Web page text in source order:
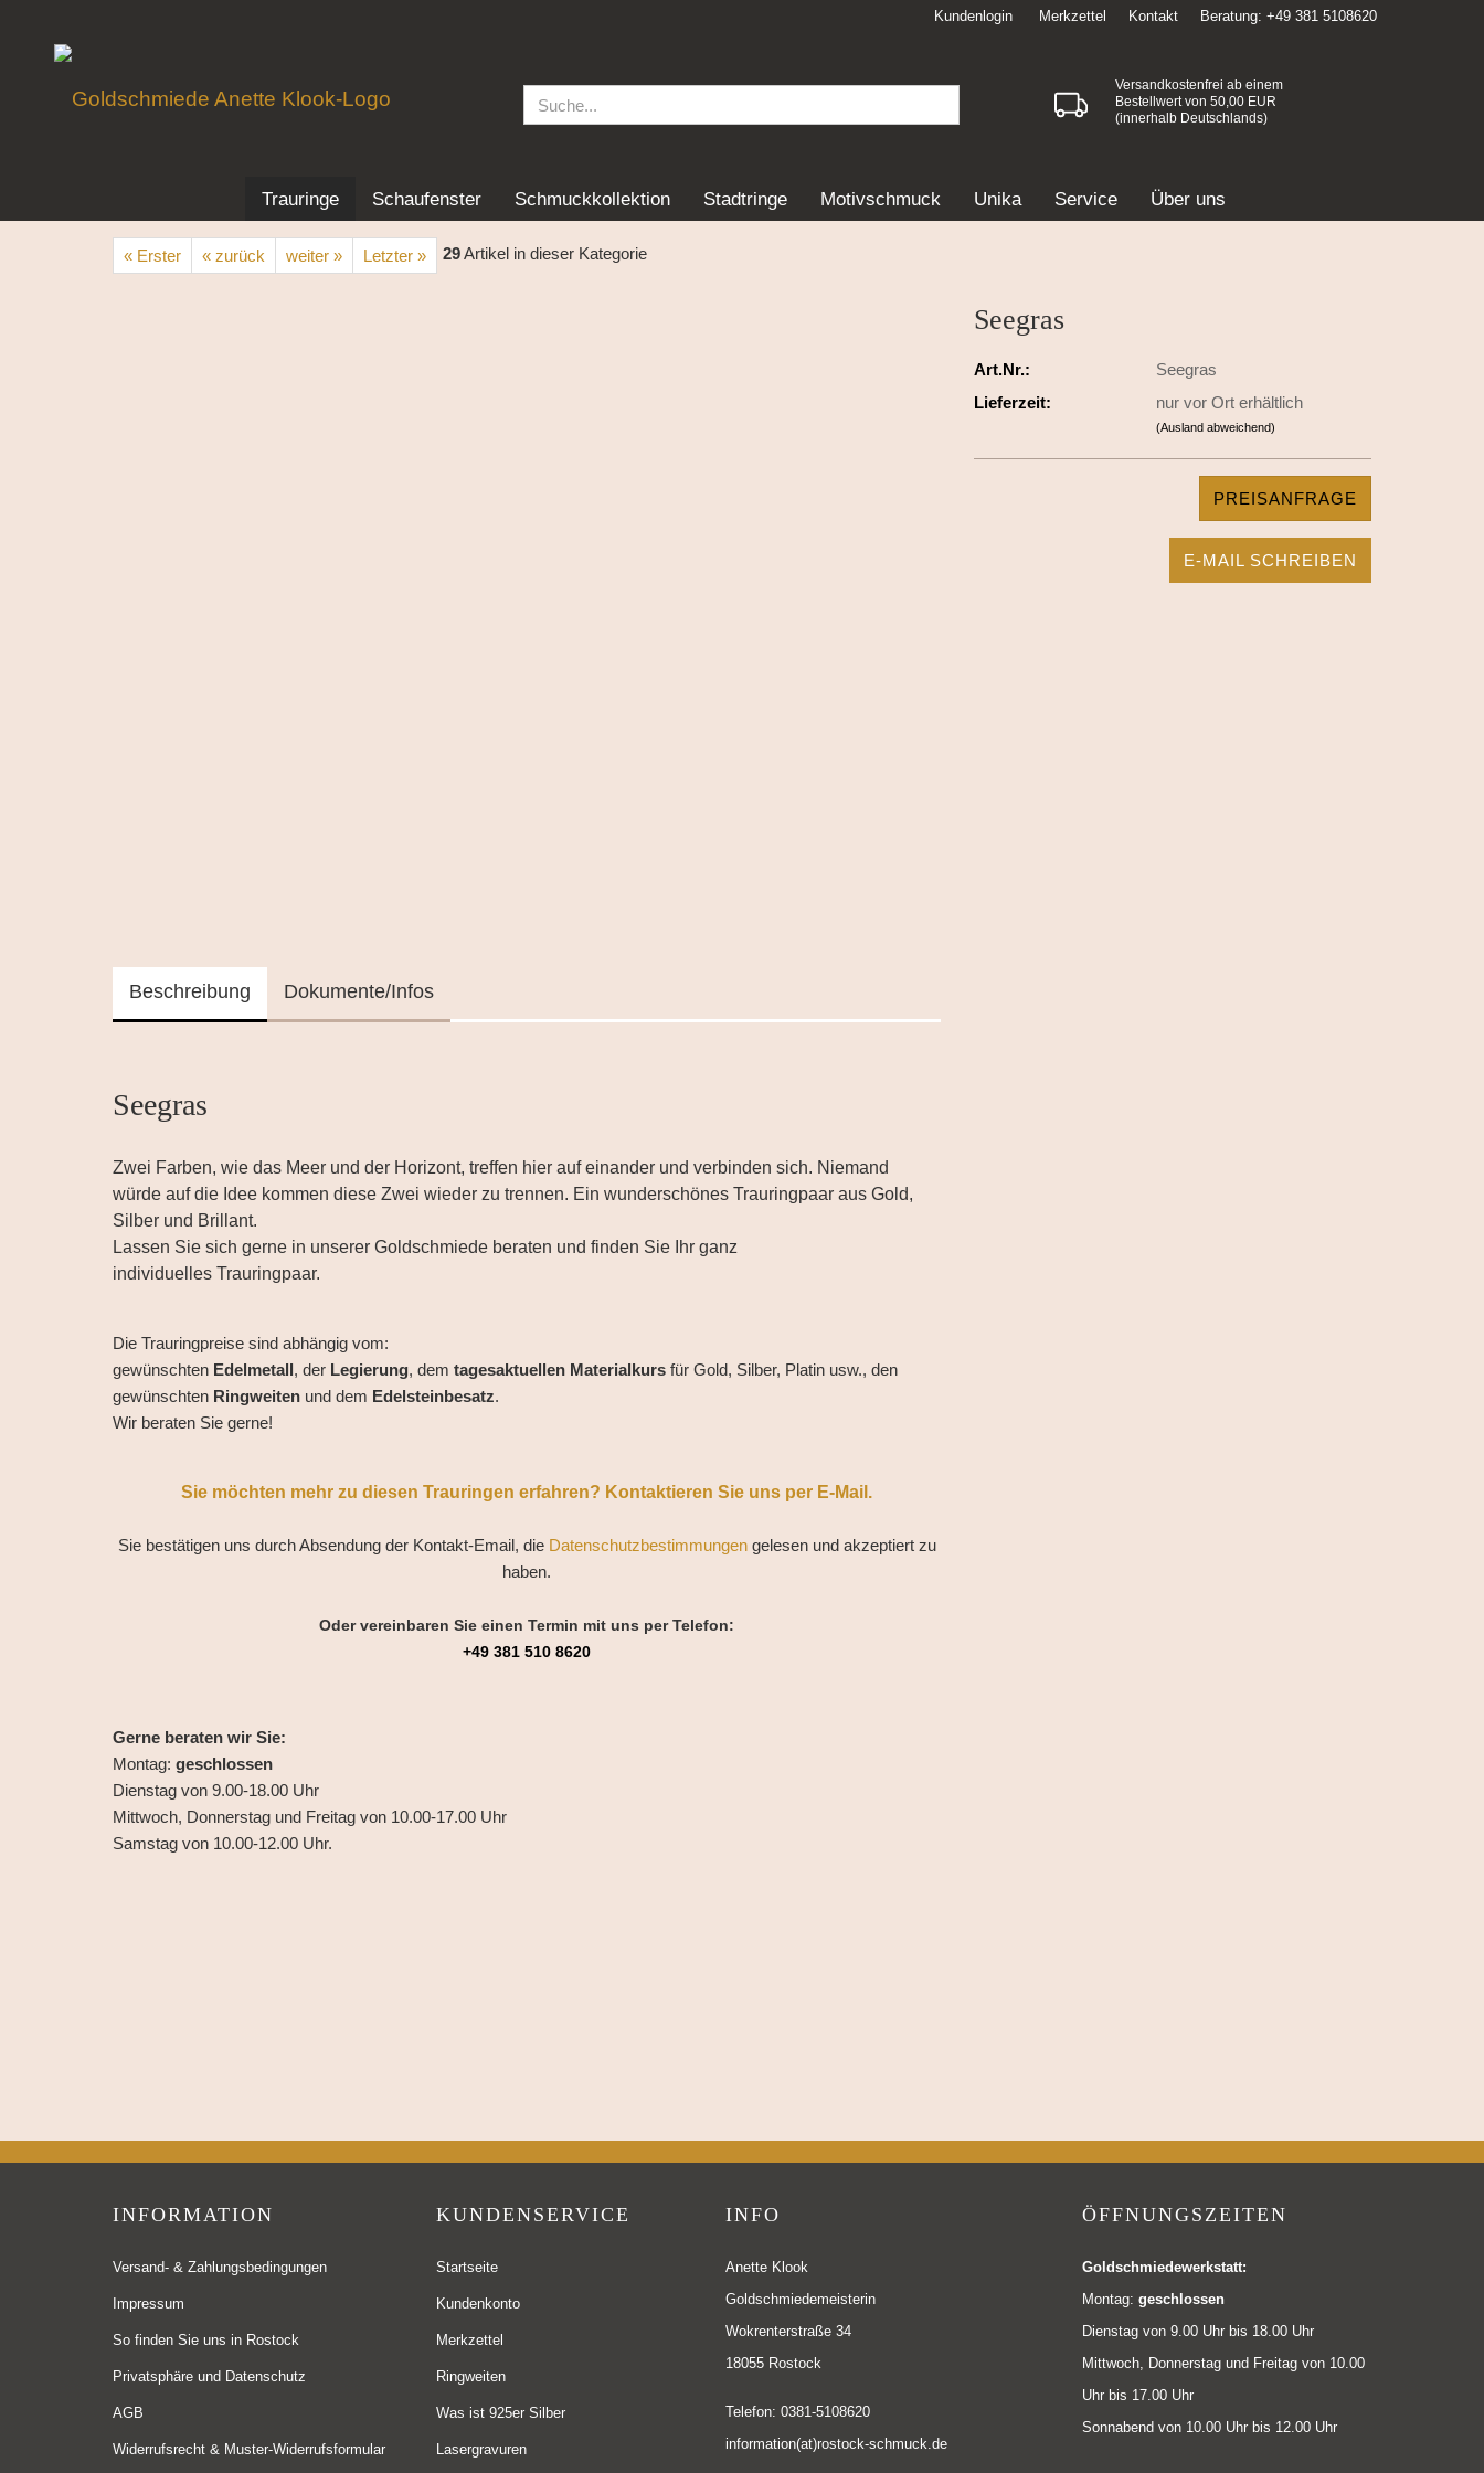
Kundenlogin Merkzettel Kontakt Beratung: +49 381 5108620
Versandkostenfrei ab einem
Bestellwert von 50,00 EUR
(innerhalb Deutschlands)
Trauringe Schaufenster Schmuckkollektion Stadtringe Motivschmuck Unika Service Über uns
« Erster « zurück weiter » Letzter » 29Artikel in dieser Kategorie
Seegras
Art.Nr.:
Seegras
Lieferzeit:
nur vor Ort erhältlich
(Ausland abweichend)
PREISANFRAGE
E-MAIL SCHREIBEN
Beschreibung Dokumente/Infos
Seegras
Zwei Farben, wie das Meer und der Horizont, treffen hier auf einander und verbinden sich. Niemand
würde auf die Idee kommen diese Zwei wieder zu trennen. Ein wunderschönes Trauringpaar aus Gold,
Silber und Brillant.
Lassen Sie sich gerne in unserer Goldschmiede beraten und finden Sie Ihr ganz
individuelles Trauringpaar.
Die Trauringpreise sind abhängig vom:
gewünschten Edelmetall, der Legierung, dem tagesaktuellen Materialkurs für Gold, Silber, Platin usw., den
gewünschten Ringweiten und dem Edelsteinbesatz.
Wir beraten Sie gerne!
Sie möchten mehr zu diesen Trauringen erfahren? Kontaktieren Sie uns per E-Mail.
Sie bestätigen uns durch Absendung der Kontakt-Email, die Datenschutzbestimmungengelesen und akzeptiert zu
haben.
Oder vereinbaren Sie einen Termin mit uns per Telefon:
+49 381 510 8620
Gerne beraten wir Sie:
Montag: geschlossen
Dienstag von 9.00-18.00 Uhr
Mittwoch, Donnerstag und Freitag von 10.00-17.00 Uhr
Samstag von 10.00-12.00 Uhr.
INFORMATION
Versand- & Zahlungsbedingungen
Impressum
So finden Sie uns in Rostock
Privatsphäre und Datenschutz
AGB
Widerrufsrecht & Muster-Widerrufsformular
KUNDENSERVICE
Startseite
Kundenkonto
Merkzettel
Ringweiten
Was ist 925er Silber
Lasergravuren
INFO
Anette Klook
Goldschmiedemeisterin
Wokrenterstraße 34
18055 Rostock
Telefon: 0381-5108620
information(at)rostock-schmuck.de
ÖFFNUNGSZEITEN
Goldschmiedewerkstatt:
Montag: geschlossen
Dienstag von 9.00 Uhr bis 18.00 Uhr
Mittwoch, Donnerstag und Freitag von 10.00
Uhr bis 17.00 Uhr
Sonnabend von 10.00 Uhr bis 12.00 Uhr